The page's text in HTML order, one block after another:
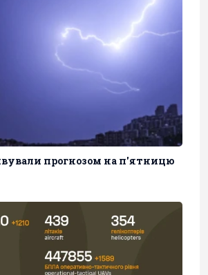
прогнозом на п'ятницю